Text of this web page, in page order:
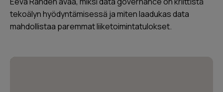
tekoälyn hyödyntämisessä ja miten laadukas data
mahdollistaa paremmat liiketoimintatulokset.